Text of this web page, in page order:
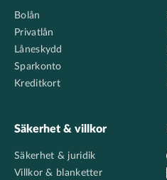
Bolån
Privatlån
Låneskydd
Sparkonto
Kreditkort
Säkerhet & villkor
Säkerhet & juridik
Villkor & blanketter